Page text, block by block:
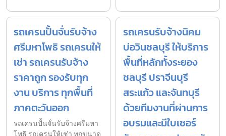
รถเครนปั้นจั่นรับจ้าง
ศรีมหาโพธิ รถเครนให้
เช่า รถเครนรับจ้าง
ราคาถูก รองรับทุก
งาน บริการ ทุกพื้นที่
ภาคตะวันออก
รถเครนปั้นจั่นรับจ้างศรีมหา
รถเครนรับจ้างนิคม
บ่อวินชลบุรี ให้บริการ
พื้นที่หลักทั้งระยอง
ชลบุรี ปราจีนบุรี
สระแก้ว และจันทบุรี
ด้วยทีมงานที่ผ่านการ
อบรมและมีใบเซอร์